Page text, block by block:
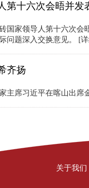
第十六次会晤并发
国家领导人第十六次
问题深入交换意见。 [
齐扬
主席习近平在喀山出
关于我们